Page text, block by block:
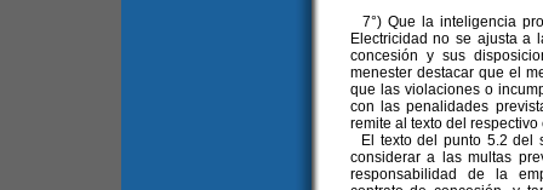
7°) Que la inteligencia
Electricidad no se ajusta
concesión y sus
menester destacar que el
que las violaciones o
con las penalidades
remite al texto del respectivo
El texto del punto 5.2 del
considerar a las multas
responsabilidad de la